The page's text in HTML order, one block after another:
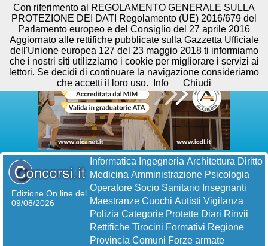
Edizione On line del
09/08/2026
Informatica Ingegneria Architettura Diritto
Medicina Amministrazione Psicologia
Operatore Socio Sanitario Insegnanti
Maestranze Cuochi Autisti Vigilanza
Polizia Categorie Protette Diari Rinvii
Rettifiche Tirocini Formativi Regione
Provincia Comuni Forze armate
Con riferimento al REGOLAMENTO GENERALE SULLA
PROTEZIONE DEI DATI Regolamento (UE) 2016/679 del
Parlamento europeo e del Consiglio del 27 aprile 2016
Aggiornato alle rettifiche pubblicate sulla Gazzetta Ufficiale
dell'Unione europea 127 del 23 maggio 2018 ti informiamo
che i nostri siti utilizziamo i cookie per migliorare i servizi ai
lettori. Se decidi di continuare la navigazione consideriamo
che accetti il loro uso.
Info Chiudi